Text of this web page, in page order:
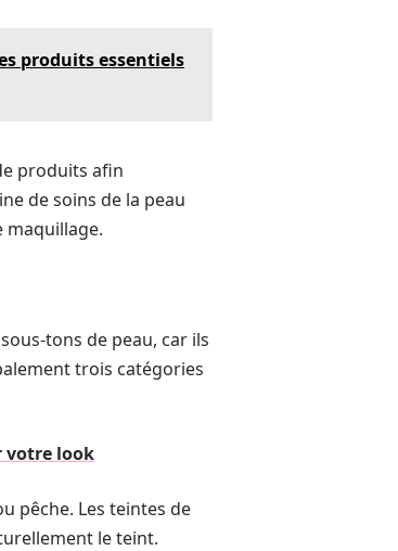
produits essentiels
produits afin
de soins de la peau
maquillage.
tons de peau, car ils
trois catégories
votre look
pêche. Les teintes de
le teint.